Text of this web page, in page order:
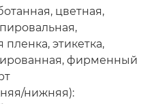
цветная,
этикетка,
фирменный
нижняя):